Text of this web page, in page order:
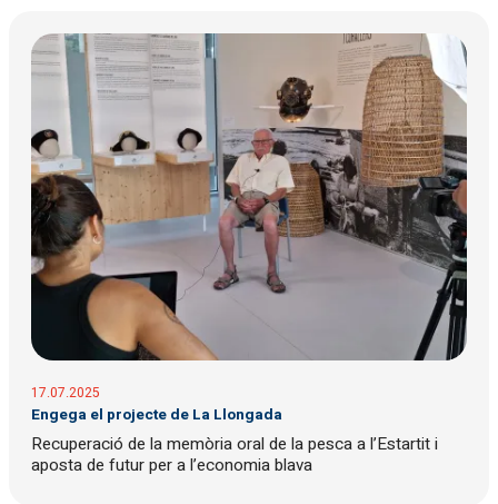
17.07.2025
Engega el projecte de La Llongada
Recuperació de la memòria oral de la pesca a l’Estartit i
aposta de futur per a l’economia blava